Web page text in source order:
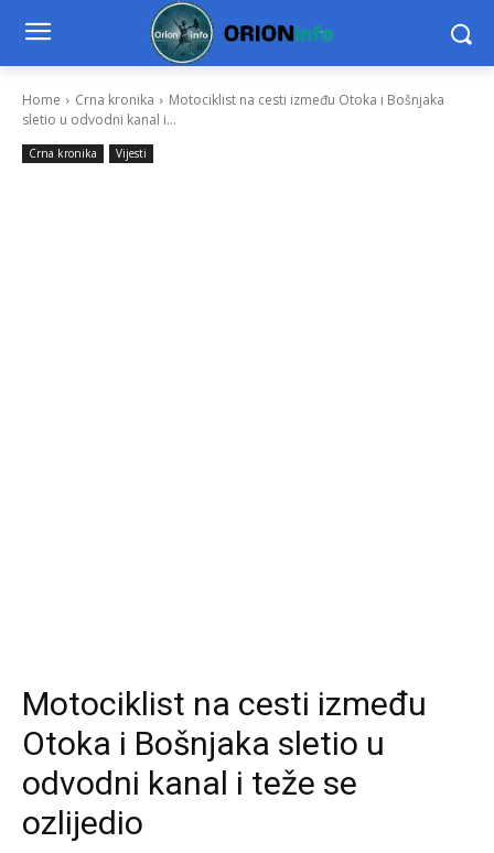
Home Crna kronika
Motociklist na cesti između Otoka i Bošnjaka
sletio u odvodni kanal i...
Crna kronika Vijesti
Motociklist na cesti između
Otoka i Bošnjaka sletio u
odvodni kanal i teže se
ozlijedio